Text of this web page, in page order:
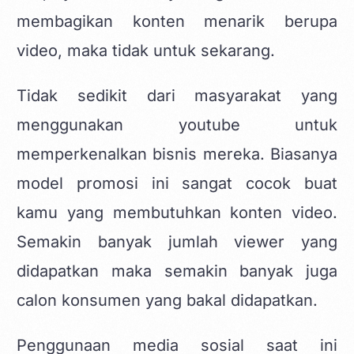
membagikan konten menarik berupa
video, maka tidak untuk sekarang.
Tidak sedikit dari masyarakat yang
menggunakan youtube untuk
memperkenalkan bisnis mereka. Biasanya
model promosi ini sangat cocok buat
kamu yang membutuhkan konten video.
Semakin banyak jumlah viewer yang
didapatkan maka semakin banyak juga
calon konsumen yang bakal didapatkan.
Penggunaan media sosial saat ini